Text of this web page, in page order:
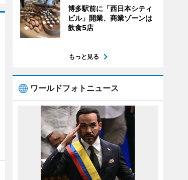
博多駅前に「西日本シティ
ビル」開業、商業ゾーンは
飲食5店
もっと見る
ワールドフォトニュース